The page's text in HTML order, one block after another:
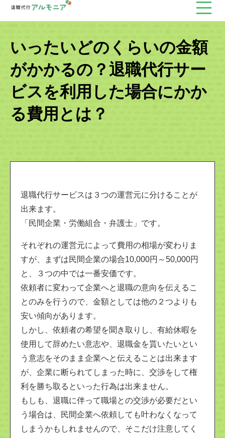
いったいどのくらいの金額
がかかるの？退職代行サー
ビスを利用した場合にかか
る費用とは？
退職代行サービスは３つの運営元に分けることが
出来ます。
「民間企業・労働組合・弁護士」です。
それぞれの運営元によって費用の相場が変わりま
すが、まずは民間企業の場合10,000円～50,000円
と、３つの中では一番安価です。
依頼者に変わって企業へと退職の意向を伝えるこ
とのみを行うので、金額としては他の２つよりも
安い傾向があります。
しかし、依頼者の希望を聞き取りし、有給休暇を
使用して辞めたい意志や、退職金を貰いたいとい
う意志をそのまま企業へと伝えることは出来ます
が、企業に断られてしまった時に、交渉をして権
利を勝ち取るといった行為は出来ません。
もしも、退職に伴って職場との交渉が必要だとい
う場合は、民間企業へ依頼しても叶わなくなって
しまうかもしれませんので、そこだけ注意してく